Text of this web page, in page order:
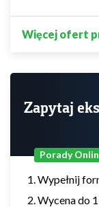
Więcej ofert
Zapytaj
Porady
Wypełnij
Wycena do